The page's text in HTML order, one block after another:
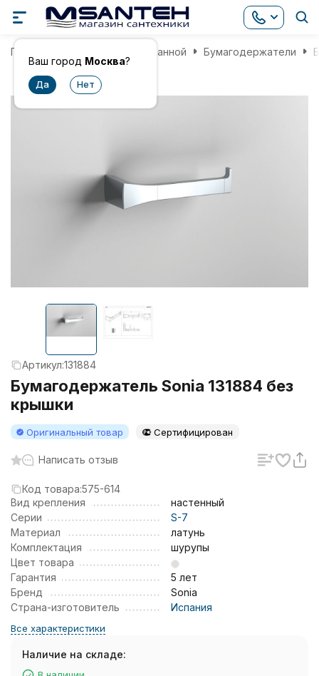
Ваш город Москва?
Главная Аксессуары для ванной Бумагодержатели
Артикул:131884
Бумагодержатель Sonia 131884 без
крышки
Оригинальный товар Сертифицирован
Написать отзыв
Код товара:575-614
Вид крепления
настенный
Серии
S-7
Материал
латунь
Комплектация
шурупы
Цвет товара
Гарантия
5 лет
Бренд
Sonia
Страна-изготовитель
Испания
Все характеристики
Наличие на складе: